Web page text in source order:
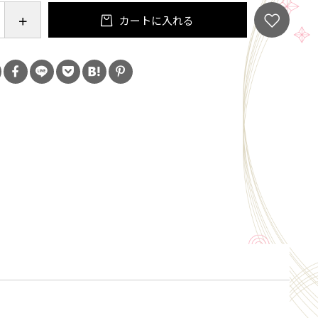
2021」純米大吟醸酒部門 プラチナ賞受賞（最
ショナルワインチャレンジ2021」SAKE部門／純米
大会推奨酒
ナショナルワインチャレンジ2022」SAKE部門／純米
チャレンジ2022」純米大吟醸・大吟醸部門 銅賞
チャレンジ2022」ベストデザイン部門 ベストデザ
ナショナルワインチャレンジ2023」SAKE部門／純米
2023」純米大吟醸酒部門 プラチナ賞受賞（最
カートに入れる